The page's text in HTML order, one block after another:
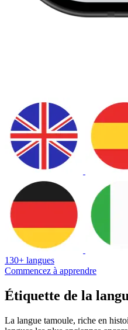
130+ langues
Commencez à apprendre
Étiquette de la
La langue tamoule, riche en